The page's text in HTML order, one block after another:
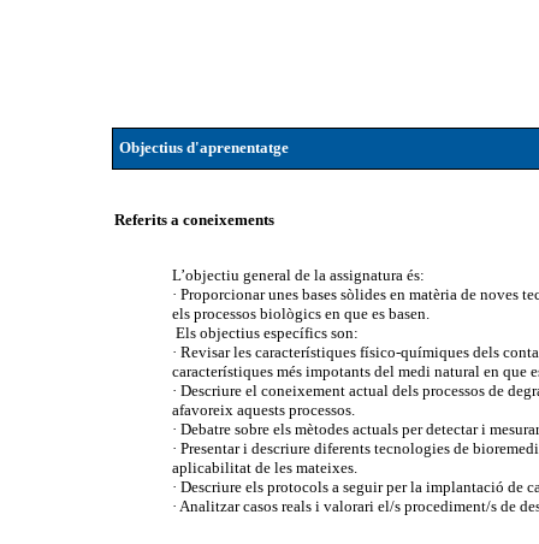
Objectius d'aprenentatge
Referits a coneixements
L’objectiu general de la assignatura és:
· Proporcionar unes bases sòlides en matèria de noves
els processos biològics en que es basen.
Els objectius específics son:
· Revisar les característiques físico-químiques dels
característiques més impotants del medi natural en que
· Descriure el coneixement actual dels processos de
afavoreix aquests processos.
· Debatre sobre els mètodes actuals per detectar i
· Presentar i descriure diferents tecnologies de
aplicabilitat de les mateixes.
· Descriure els protocols a seguir per la implantació de
· Analitzar casos reals i valorari el/s procediment/s de